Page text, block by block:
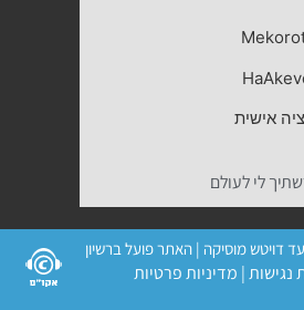
אישית
לי לעולם
נגישות| מדיניות פרטיות